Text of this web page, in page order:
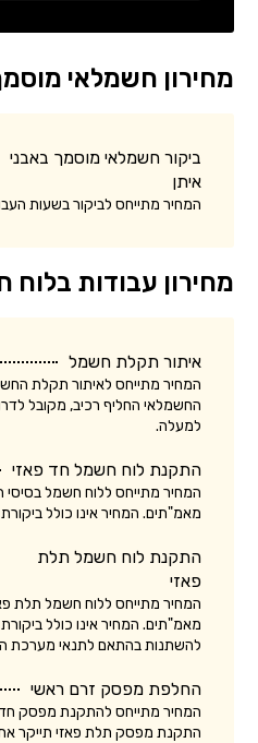
מחירון חשמלאי
ביקור חשמלאי מוסמך באבני
איתן
המחיר מתייחס לביקור בשעות
מחירון עבודות בלוח
איתור תקלת חשמל
המחיר מתייחס לאיתור תקלת
למעלה.
התקנת לוח חשמל חד פאזי
מאמ"תים. המחיר אינו כולל
התקנת לוח חשמל תלת
פאזי
מאמ"תים. המחיר אינו כולל
להשתנות בהתאם לתנאי מערכת
החלפת מפסק זרם ראשי
המחיר מתייחס להתקנת מפסק
התקנת מפסק תלת פאזי תייקר את